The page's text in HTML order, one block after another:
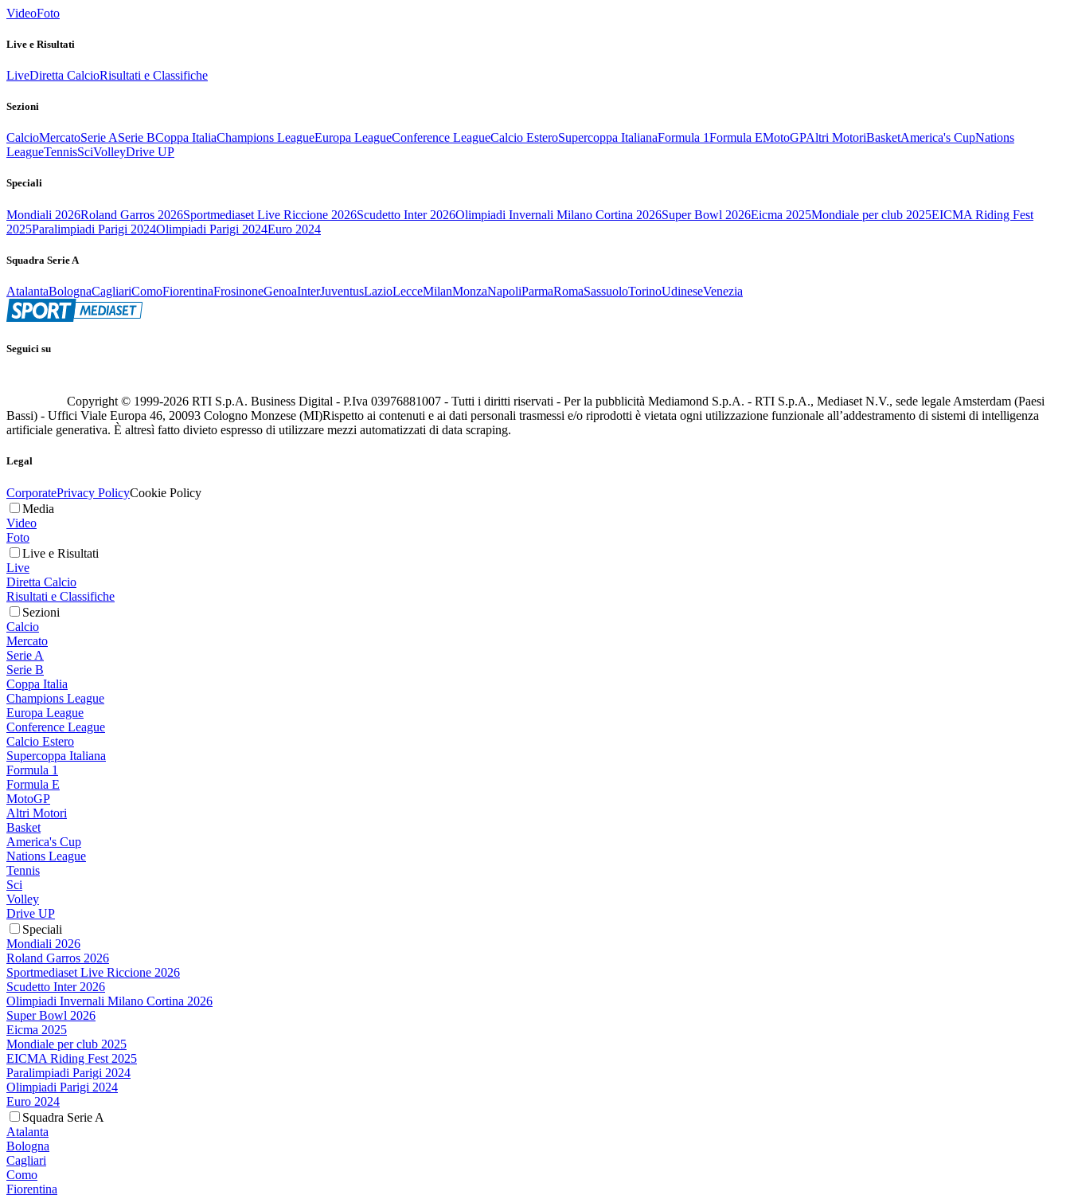
VideoFoto
Live e Risultati
LiveDiretta CalcioRisultati e Classifiche
Sezioni
CalcioMercatoSerie ASerie BCoppa ItaliaChampions LeagueEuropa LeagueConference LeagueCalcio EsteroSupercoppa ItalianaFormula 1Formula EMotoGPAltri MotoriBasketAmerica's CupNations
LeagueTennisSciVolleyDrive UP
Speciali
Mondiali 2026Roland Garros 2026Sportmediaset Live Riccione 2026Scudetto Inter 2026Olimpiadi Invernali Milano Cortina 2026Super Bowl 2026Eicma 2025Mondiale per club 2025EICMA Riding Fest
2025Paralimpiadi Parigi 2024Olimpiadi Parigi 2024Euro 2024
Squadra Serie A
AtalantaBolognaCagliariComoFiorentinaFrosinoneGenoaInterJuventusLazioLecceMilanMonzaNapoliParmaRomaSassuoloTorinoUdineseVenezia
Seguici su
Copyright © 1999-2026 RTI S.p.A. Business Digital - P.Iva 03976881007 - Tutti i diritti riservati - Per la pubblicità Mediamond S.p.A. - RTI S.p.A., Mediaset N.V., sede legale Amsterdam (Paesi
Bassi) - Uffici Viale Europa 46, 20093 Cologno Monzese (MI)Rispetto ai contenuti e ai dati personali trasmessi e/o riprodotti è vietata ogni utilizzazione funzionale all’addestramento di sistemi di intelligenza
artificiale generativa. È altresì fatto divieto espresso di utilizzare mezzi automatizzati di data scraping.
Legal
CorporatePrivacy PolicyCookie Policy
Media
Video
Foto
Live e Risultati
Live
Diretta Calcio
Risultati e Classifiche
Sezioni
Calcio
Mercato
Serie A
Serie B
Coppa Italia
Champions League
Europa League
Conference League
Calcio Estero
Supercoppa Italiana
Formula 1
Formula E
MotoGP
Altri Motori
Basket
America's Cup
Nations League
Tennis
Sci
Volley
Drive UP
Speciali
Mondiali 2026
Roland Garros 2026
Sportmediaset Live Riccione 2026
Scudetto Inter 2026
Olimpiadi Invernali Milano Cortina 2026
Super Bowl 2026
Eicma 2025
Mondiale per club 2025
EICMA Riding Fest 2025
Paralimpiadi Parigi 2024
Olimpiadi Parigi 2024
Euro 2024
Squadra Serie A
Atalanta
Bologna
Cagliari
Como
Fiorentina